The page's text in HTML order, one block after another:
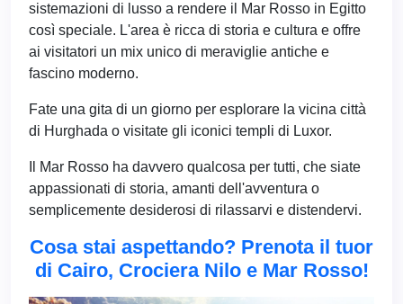
sistemazioni di lusso a rendere il Mar Rosso in Egitto
così speciale. L'area è ricca di storia e cultura e offre
ai visitatori un mix unico di meraviglie antiche e
fascino moderno.
Fate una gita di un giorno per esplorare la vicina città
di Hurghada o visitate gli iconici templi di Luxor.
Il Mar Rosso ha davvero qualcosa per tutti, che siate
appassionati di storia, amanti dell'avventura o
semplicemente desiderosi di rilassarvi e distendervi.
Cosa stai aspettando? Prenota il tuor
di Cairo, Crociera Nilo e Mar Rosso!